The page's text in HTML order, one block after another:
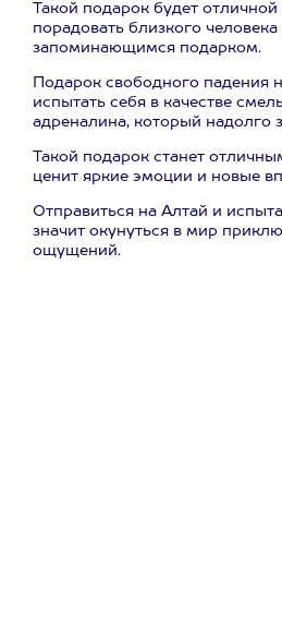
Такой подарок будет отличной
порадовать близкого
запоминающимся подарком.
Подарок свободного падения
испытать себя в качестве
адреналина, который надолго
Такой подарок станет
ценит яркие эмоции и новые
Отправиться на Алтай и
значит окунуться в мир
ощущений.